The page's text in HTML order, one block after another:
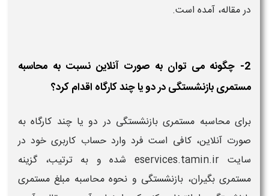
در مقاله، آمده است.
2- چگونه می توان به صورت آنلاین نسبت به محاسبه
مستمری بازنشستگی در دو یا چند کارگاه اقدام کرد؟
برای محاسبه مستمری بازنشستگی در دو یا چند کارگاه به
صورت آنلاین، کافی است فرد وارد حساب کاربری خود در
سایت eservices.tamin.ir شده و به ترتیب، گزینه
مستمری بگیران، بازنشستگی و نحوه محاسبه مبلغ مستمری